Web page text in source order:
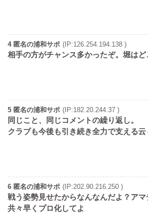
4 匿名の浦和サポ (IP:126.254.194.138 )
相手の方がチャンス多かったぞ。堀は
5 匿名の浦和サポ (IP:182.20.244.37 )
同じこと、同じコメントの繰り返し。
クラブも今後も引き続き全力で支える云
6 匿名の浦和サポ (IP:202.90.216.250 )
戦う姿勢見せたからなんなんだよ？アマ
共々早くプロ化してよ